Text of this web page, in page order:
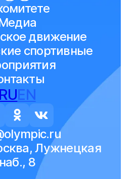
движение
спортивные
RUEN
Лужнецкая
наб., 8